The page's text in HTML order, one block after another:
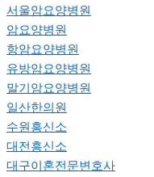
서울암요양병원
암요양병원
항암요양병원
유방암요양병원
말기암요양병원
일산한의원
수원흥신소
대전흥신소
대구이혼전문변호사